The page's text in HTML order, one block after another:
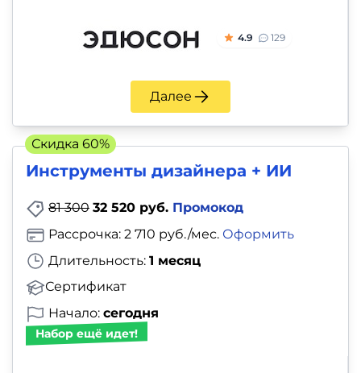
4.9 129
Далее
Инструменты дизайнера + ИИ
81 300 32 520 руб. Промокод
Длительность: 1 месяц
Сертификат
Рассрочка: 2 710 руб./мес. Оформить
Начало: сегодня
Набор ещё идет!
Скидка 60%